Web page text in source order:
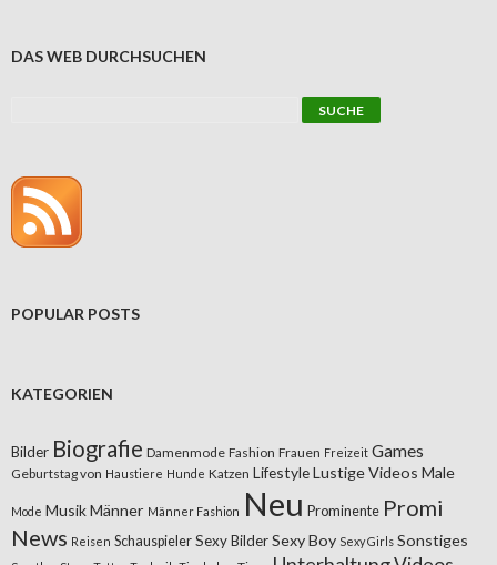
DAS WEB DURCHSUCHEN
POPULAR POSTS
KATEGORIEN
Bilder Biografie Damenmode Fashion Frauen Freizeit Games
Geburtstag von Haustiere Hunde Katzen LifestyleLustige Videos Male
Mode MusikMänner Männer Fashion Neu Prominente Promi
News Reisen Schauspieler Sexy BilderSexy Boy Sexy Girls Sonstiges